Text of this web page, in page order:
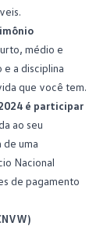
médio e
e a disciplina
que você tem.
é participar
ao seu
de uma
Nacional
de pagamento